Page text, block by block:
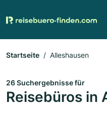
Startseite Alleshausen
26 Suchergebnisse für
Reisebüros in